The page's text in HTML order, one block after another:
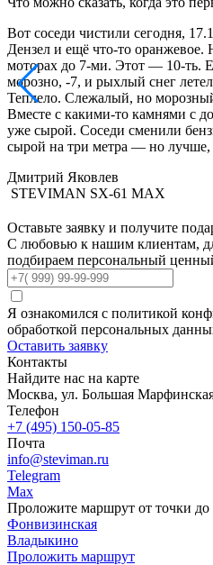
Вот соседи чистили сегодня,
Дензел и ещё что-то оранжевое.
моторах до 7-ми. Этот — 10-ть.
морозно, -7, и рыхлый снег
Теплело. Слежалый, но
Вместе с какими-то камнями с
уже сырой. Соседи сменили
сырой на три метра — но лучше,
Дмитрий Яковлев
STEVIMAN SX-61 MAX
Оставьте заявку и получите
С любовью к нашим клиентам,
подбираем персональный
Я ознакомился с политикой
обработкой персональных
Оставить заявку
Контакты
Найдите нас на карте
Москва, ул. Большая
Телефон
+7 (495) 150-05-85
Почта
info@steviman.ru
Telegram
Max
Проложите маршрут от точки до
Фонвизинская
Владыкино
Проложить маршрут